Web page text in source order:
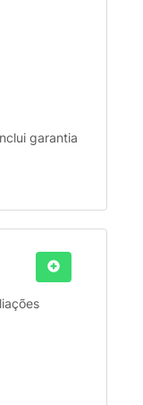
garantia